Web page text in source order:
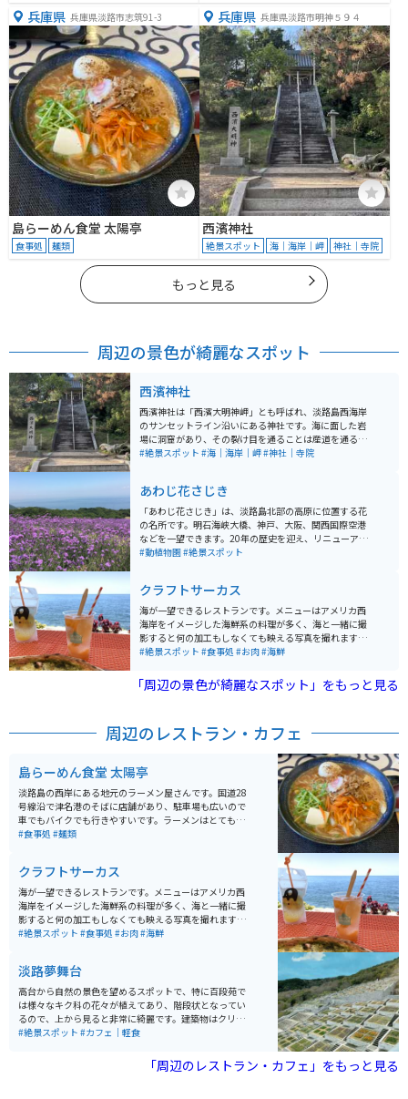
兵庫県 兵庫県淡路市志筑91-3
島らーめん食堂 太陽亭
食事処 麺類
兵庫県 兵庫県淡路市明神５９４
西濱神社
絶景スポット 海｜海岸｜岬 神社｜寺院
もっと見る
周辺の景色が綺麗なスポット
西濱神社
西濱神社は「西濱大明神岬」とも呼ばれ、淡路島西海岸
のサンセットライン沿いにある神社です。海に面した岩
場に洞窟があり、その裂け目を通ることは産道を通るこ
とによって「生まれ変わる」ことができるという言い伝
帯には絶景が楽しめます。最近では関西テレビ系列の番
組「フットマップ」でも取り上げられて、すこし混み合
っていることもあります。
#絶景スポット #海｜海岸｜岬#神社｜寺院
あわじ花さじき
「あわじ花さじき」は、淡路島北部の高原に位置する花
の名所です。明石海峡大橋、神戸、大阪、関西国際空港
などを一望できます。20年の歴史を迎え、リニューアル
され、便益施設を整備し、新たな眺望を創出するととも
の海に向かってなだらかに広がる高原には一面の花畑が
広がり、四季折々の愛らしい花が夢の世界に誘います。
「あわじ花さじき」は極上の見物席として自由に散策し
て自分の席を見つけることができます。
#動植物園#絶景スポット
クラフトサーカス
海が一望できるレストランです。メニューはアメリカ西
海岸をイメージした海鮮系の料理が多く、海と一緒に撮
影すると何の加工もしなくても映える写真を撮れます。
また、インスタ映えする料理にありがちな料金が高いわ
食べられます。
#絶景スポット #食事処 #お肉#海鮮
「周辺の景色が綺麗なスポット」をもっと見る
周辺のレストラン・カフェ
島らーめん食堂 太陽亭
淡路島の西岸にある地元のラーメン屋さんです。国道28
号線沿で津名港のそばに店舗があり、駐車場も広いので
車でもバイクでも行きやすいです。ラーメンはとても美
味しく、みそ、塩、醤油など一通りあります。それなり
#食事処 #麺類
クラフトサーカス
海が一望できるレストランです。メニューはアメリカ西
海岸をイメージした海鮮系の料理が多く、海と一緒に撮
影すると何の加工もしなくても映える写真を撮れます。
また、インスタ映えする料理にありがちな料金が高いわ
#絶景スポット #食事処 #お肉#海鮮
淡路夢舞台
高台から自然の景色を望めるスポットで、特に百段苑で
は様々なキク科の花々が植えてあり、階段状となってい
るので、上から見ると非常に綺麗です。建築物はクリエ
イティブでSNS映えするようなものが多く、建物自体も
#絶景スポット #カフェ｜軽食
「周辺のレストラン・カフェ」をもっと見る